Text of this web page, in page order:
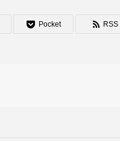
Pocket RSS